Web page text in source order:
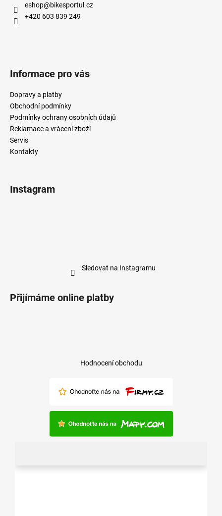
eshop@bikesportul.cz
+420 603 839 249
Informace pro vás
Dopravy a platby
Obchodní podmínky
Podmínky ochrany osobních údajů
Reklamace a vrácení zboží
Servis
Kontakty
Instagram
Sledovat na Instagramu
Přijímáme online platby
Hodnocení obchodu